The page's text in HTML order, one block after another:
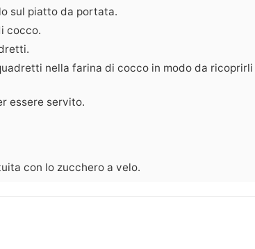
sul piatto da portata.
cocco.
nella farina di cocco in modo da ricoprirli
essere servito.
con lo zucchero a velo.